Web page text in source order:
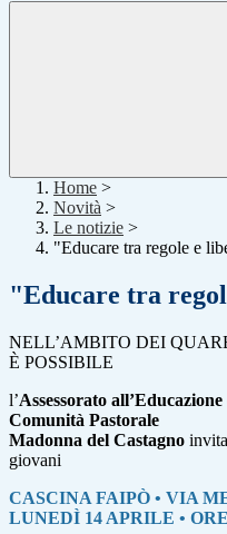
Home >
Novità >
Le notizie >
"Educare tra regole e
"Educare tra
NELL’AMBITO DEI
È POSSIBILE
l’Assessorato
Comunità Pastorale
Madonna del Castagno
giovani
CASCINA FAIPÒ • VIA
LUNEDÌ 14 APRILE •